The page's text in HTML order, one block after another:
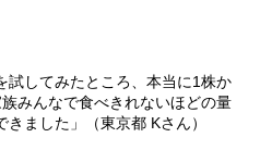
培で実現する豊かな食卓
試してみたところ、本当に1株か
みんなで食べきれないほどの量
ました」（東京都 Kさん）